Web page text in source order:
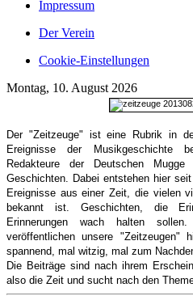
Impressum
Der Verein
Cookie-Einstellungen
Montag, 10. August 2026
Der "Zeitzeuge" ist eine Rubrik in
Ereignisse der Musikgeschichte
Redakteure der Deutschen
Geschichten. Dabei entstehen hier
Ereignisse aus einer Zeit, die vielen
bekannt ist. Geschichten, die
Erinnerungen wach halten
veröffentlichen unsere "Zeitzeugen"
spannend, mal witzig, mal zum
Die Beiträge sind nach ihrem
also die Zeit und sucht nach den